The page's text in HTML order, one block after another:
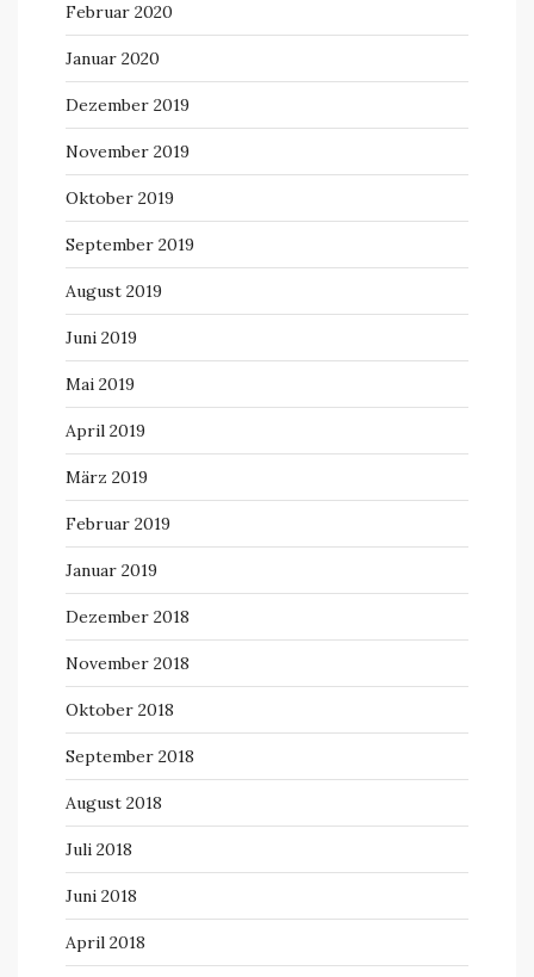
Februar 2020
Januar 2020
Dezember 2019
November 2019
Oktober 2019
September 2019
August 2019
Juni 2019
Mai 2019
April 2019
März 2019
Februar 2019
Januar 2019
Dezember 2018
November 2018
Oktober 2018
September 2018
August 2018
Juli 2018
Juni 2018
April 2018